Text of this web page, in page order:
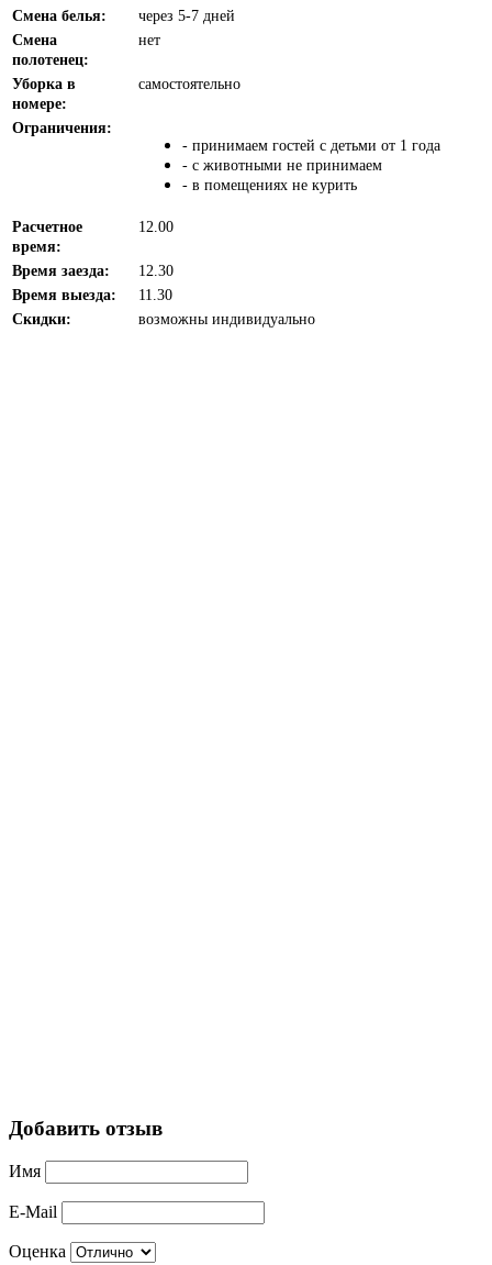
Смена белья:
через 5-7 дней
Смена
полотенец:
нет
Уборка в
номере:
самостоятельно
Ограничения:
- принимаем гостей с детьми от 1 года
- с животными не принимаем
- в помещениях не курить
Расчетное
время:
12.00
Время заезда:
12.30
Время выезда:
11.30
Скидки:
возможны индивидуально
Добавить отзыв
Имя
E-Mail
Оценка